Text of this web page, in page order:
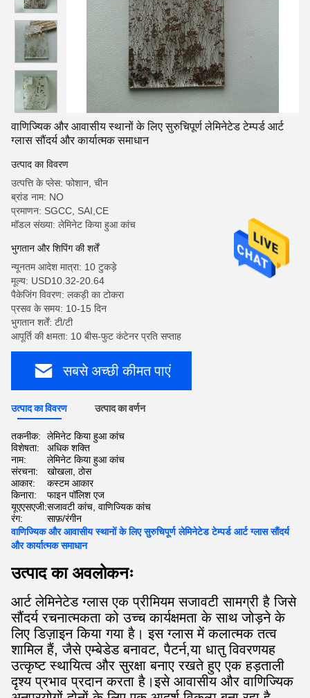
वाणिज्यिक और आवासीय स्थानों के लिए सुरुचिपूर्ण लेमिनेटेड टेम्पर्ड आर्ट
ग्लास सौंदर्य और कार्यात्मक समाधान
उत्पाद का विवरण
उत्पत्ति के प्लेस: फोशान, चीन
ब्रांड नाम: NO
प्रमाणन: SGCC, SAI,CE
मॉडल संख्या: लेमिनेट किया हुआ कांच
भुगतान और शिपिंग की शर्तें
न्यूनतम आदेश मात्रा: 10 टुकड़े
मूल्य: USD10.32-20.64
पैकेजिंग विवरण: लकड़ी का टोकरा
प्रसव के समय: 10-15 दिन
भुगतान शर्तें: टी/टी
आपूर्ति की क्षमता: 10 बीस-फुट कंटेनर प्रति सप्ताह
सबसे अच्छी कीमत पाएं
उत्पाद का विवरण उत्पाद का वर्णन
तकनीक:
लेमिनेट किया हुआ कांच
विशेषता:
अधिक शक्ति
नाम:
लेमिनेट किया हुआ कांच
संरचना:
खोखला, ठोस
आकार:
कस्टम आकार
किनारा:
फाइन पॉलिश एज
यूएएसएजी:सजावटी कांच, वाणिज्यिक कांच
रंग:
साफ़/रंगीन
वाणिज्यिक और आवासीय स्थानों के लिए सुरुचिपूर्ण लेमिनेटेड टेम्पर्ड आर्ट ग्लास सौंदर्य
और कार्यात्मक समाधान
उत्पाद का अवलोकनः
आर्ट लेमिनेटेड ग्लास एक प्रीमियम सजावटी सामग्री है जिसे
सौंदर्य रचनात्मकता को उच्च कार्यक्षमता के साथ जोड़ने के
लिए डिज़ाइन किया गया है। इस ग्लास में कलात्मक तत्व
शामिल हैं, जैसे एम्बेडेड बनावट, पैटर्न,या धातु विवरणयह
उत्कृष्ट स्थायित्व और सुरक्षा बनाए रखते हुए एक हड़ताली
दृश्य प्रभाव प्रदान करता है।इसे आवासीय और वाणिज्यिक